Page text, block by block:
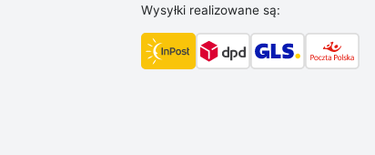
Wysyłki realizowane są: